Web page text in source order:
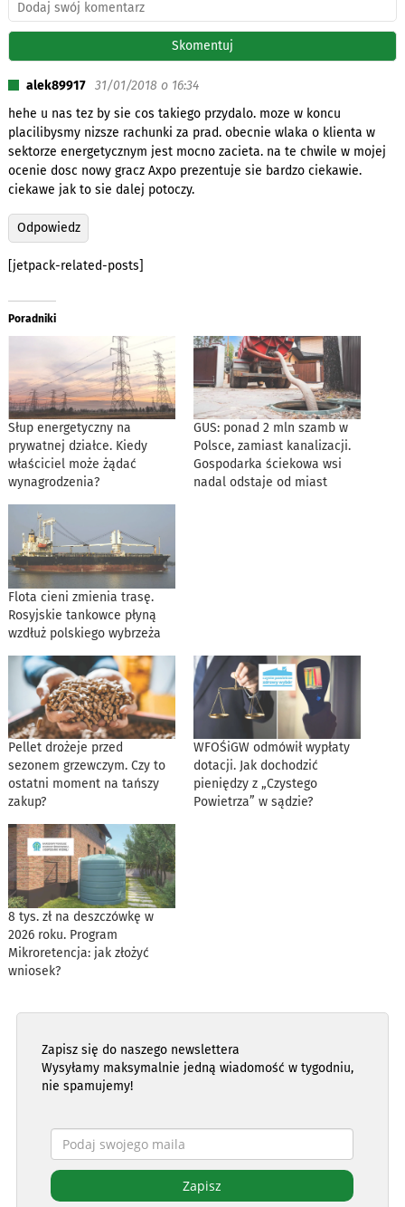
alek89917 31/01/2018 o 16:34
hehe u nas tez by sie cos takiego przydalo. moze w koncu
placilibysmy nizsze rachunki za prad. obecnie wlaka o klienta w
sektorze energetycznym jest mocno zacieta. na te chwile w mojej
ocenie dosc nowy gracz Axpo prezentuje sie bardzo ciekawie.
ciekawe jak to sie dalej potoczy.
Odpowiedz
[jetpack-related-posts]
Poradniki
Słup energetyczny na
prywatnej działce. Kiedy
właściciel może żądać
wynagrodzenia?
GUS: ponad 2 mln szamb w
Polsce, zamiast kanalizacji.
Gospodarka ściekowa wsi
nadal odstaje od miast
Flota cieni zmienia trasę.
Rosyjskie tankowce płyną
wzdłuż polskiego wybrzeża
Pellet drożeje przed
sezonem grzewczym. Czy to
ostatni moment na tańszy
zakup?
WFOŚiGW odmówił wypłaty
dotacji. Jak dochodzić
pieniędzy z „Czystego
Powietrza” w sądzie?
8 tys. zł na deszczówkę w
2026 roku. Program
Mikroretencja: jak złożyć
wniosek?
Zapisz się do naszego newslettera
Wysyłamy maksymalnie jedną wiadomość w tygodniu,
nie spamujemy!